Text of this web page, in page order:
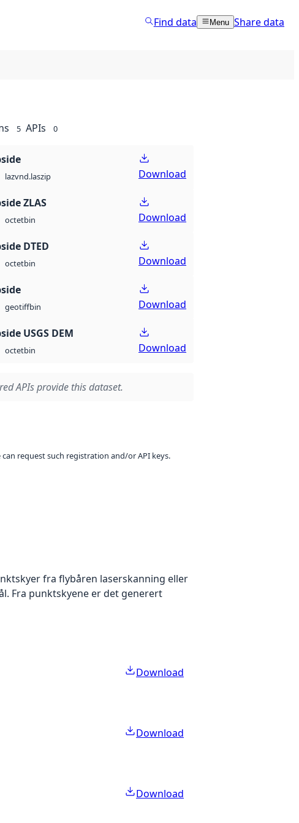
Find data Menu Share data
5 APIs 0
lazvnd.laszip Download
ZLAS
octetbin Download
DTED
octetbin Download
geotiffbin Download
USGS DEM
octetbin Download
APIs provide this dataset.
request such registration and/or API keys.
fra flybåren laserskanning eller
Fra punktskyene er det generert
Download
Download
Download